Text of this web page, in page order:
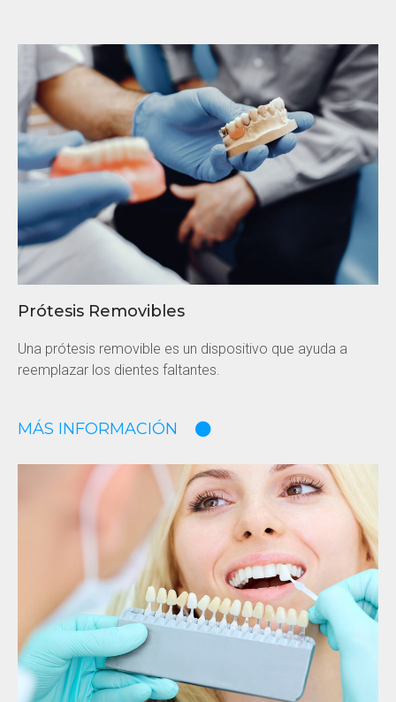
Prótesis Removibles
Una prótesis removible es un dispositivo que ayuda a
reemplazar los dientes faltantes.
MÁS INFORMACIÓN